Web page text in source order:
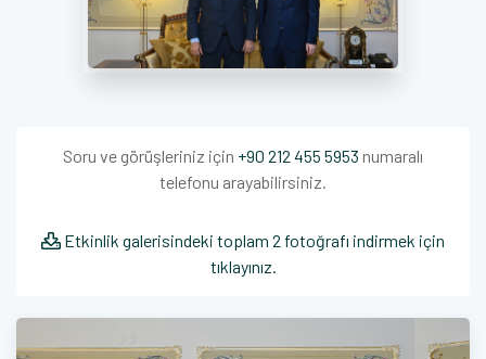
Soru ve görüşleriniz için +90 212 455 5953 numaralı
telefonu arayabilirsiniz.
Etkinlik galerisindeki toplam 2 fotoğrafı indirmek için
tıklayınız.